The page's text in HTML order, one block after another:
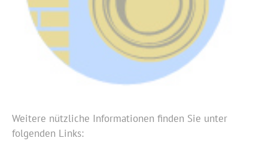
Weitere nützliche Informationen finden Sie unter
folgenden Links: